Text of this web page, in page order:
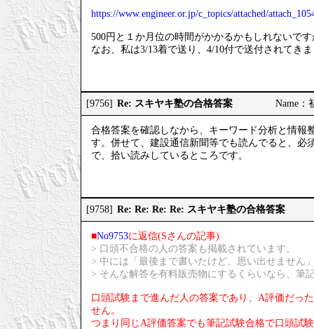
https://www.engineer.or.jp/c_topics/attached/
500円と１か月位の時間がかかるかもしれないで
なお、私は3/13着で送り、4/10付で送付されてき
[9756] Re: スキヤキ塾の合格答案 Name：
合格答案を確認しなから、キーワード分析と情報
す。併せて、建設通信新聞等でも読んでると、必
で、拾い読みしているところです。
[9758] Re: Re: Re: Re: スキヤキ塾の合格答案
■No9753に返信(Sさんの記事)
> 口頭不合格の人の答案も掲載されています。
> 中には「最後まで書いたけど、思い出せません
> そんな解答を有料販売物にするくらいなら、筆
口頭試験まで進んだ人の答案であり、A評価だっ
せん。
つまり同じA評価答案でも筆記試験合格で口頭試